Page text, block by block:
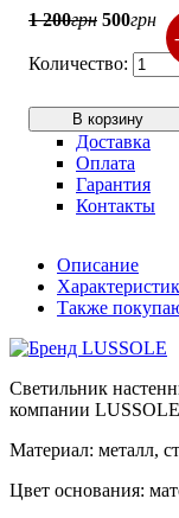
1 200грн 500грн
В корзину
Доставка
Оплата
Гарантия
Контакты
Описание
Также
Светильник
компании
Материал: металл,
Цвет основания: